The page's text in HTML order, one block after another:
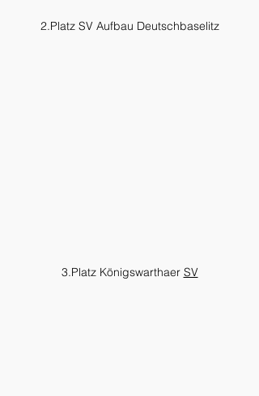
2.Platz SV Aufbau Deutschbaselitz
3.Platz Königswarthaer SV